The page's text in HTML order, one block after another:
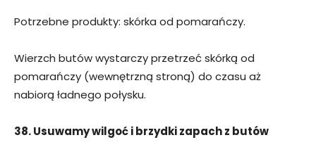
Potrzebne produkty: skórka od pomarańczy.
Wierzch butów wystarczy przetrzeć skórką od
pomarańczy (wewnętrzną stroną) do czasu aż
nabiorą ładnego połysku.
38. Usuwamy wilgoć i brzydki zapach z butów